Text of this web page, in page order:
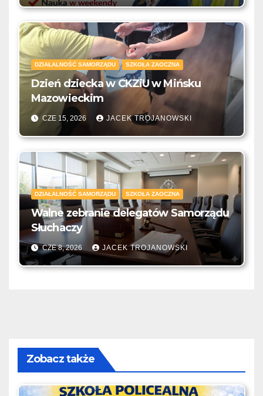
DZIAŁALNOŚĆ SAMORZĄDU SZKOŁA ZAOCZNA
Dzień dziecka w CKZiU w Mińsku
Mazowieckim
CZE 15, 2026 JACEK TROJANOWSKI
DZIAŁALNOŚĆ SAMORZĄDU SZKOŁA ZAOCZNA
Walne zebranie delegatów Samorządu
Słuchaczy
CZE 8, 2026 JACEK TROJANOWSKI
Zobacz także